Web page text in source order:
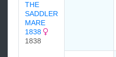
THE
SADDLER
MARE
1838
1838